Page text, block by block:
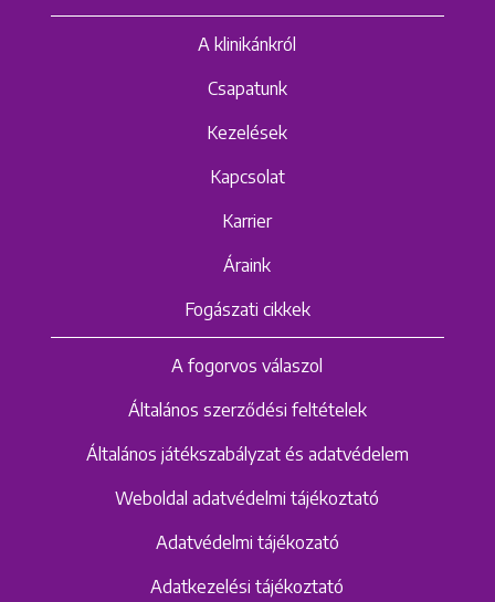
A klinikánkról
Csapatunk
Kezelések
Kapcsolat
Karrier
Áraink
Fogászati cikkek
A fogorvos válaszol
Általános szerződési feltételek
Általános játékszabályzat és adatvédelem
Weboldal adatvédelmi tájékoztató
Adatvédelmi tájékozató
Adatkezelési tájékoztató